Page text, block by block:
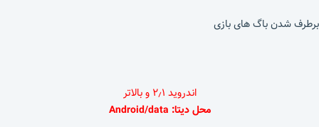
برطرف شدن باگ های بازی
اندروید ۲٫۱ و بالاتر
محل دیتا: Android/data